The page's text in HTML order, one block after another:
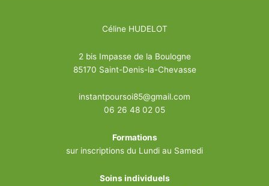
Céline HUDELOT
2 bis Impasse de la Boulogne
85170 Saint-Denis-la-Chevasse
instantpoursoi85@gmail.com
06 26 48 02 05
Formations
sur inscriptions du Lundi au Samedi
Soins individuels